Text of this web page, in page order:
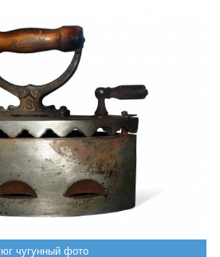
чугунный фото